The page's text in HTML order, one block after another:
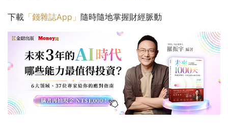
下載 「錢雜誌App」 隨時隨地掌握財經脈動